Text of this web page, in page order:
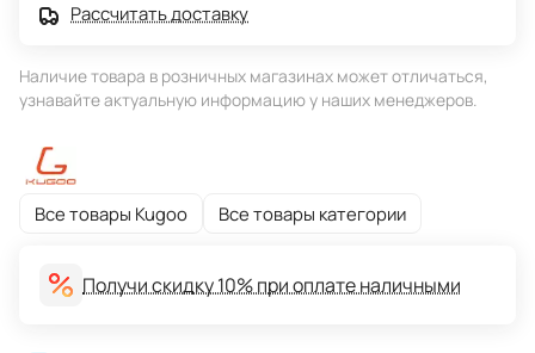
Рассчитать доставку
Наличие товара в розничных магазинах может отличаться,
узнавайте актуальную информацию у наших менеджеров.
Все товары Kugoo Все товары категории
Получи скидку 10% при оплате наличными